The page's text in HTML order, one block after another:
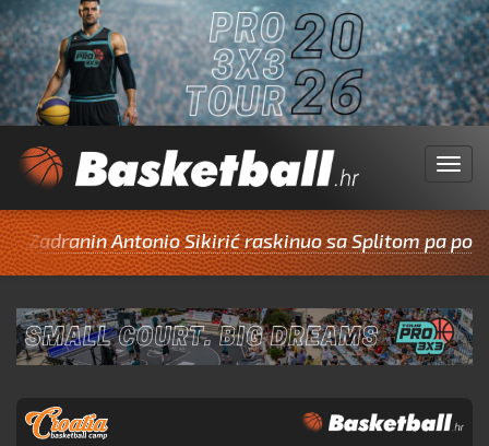
Menu
Antonio Sikirić raskinuo sa Splitom pa potpisao